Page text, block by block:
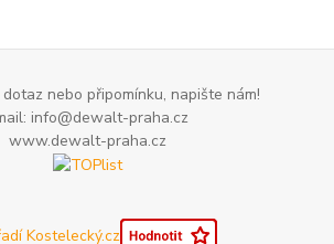
nebo připomínku, napište nám!
info@dewalt-praha.cz
www.dewalt-praha.cz